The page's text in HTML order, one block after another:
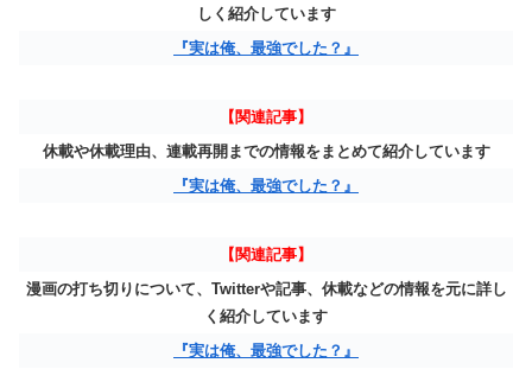
しく紹介しています
『実は俺、最強でした？』
【関連記事】
休載や休載理由、連載再開までの情報をまとめて紹介しています
『実は俺、最強でした？』
【関連記事】
漫画の打ち切りについて、Twitterや記事、休載などの情報を元に詳し
く紹介しています
『実は俺、最強でした？』